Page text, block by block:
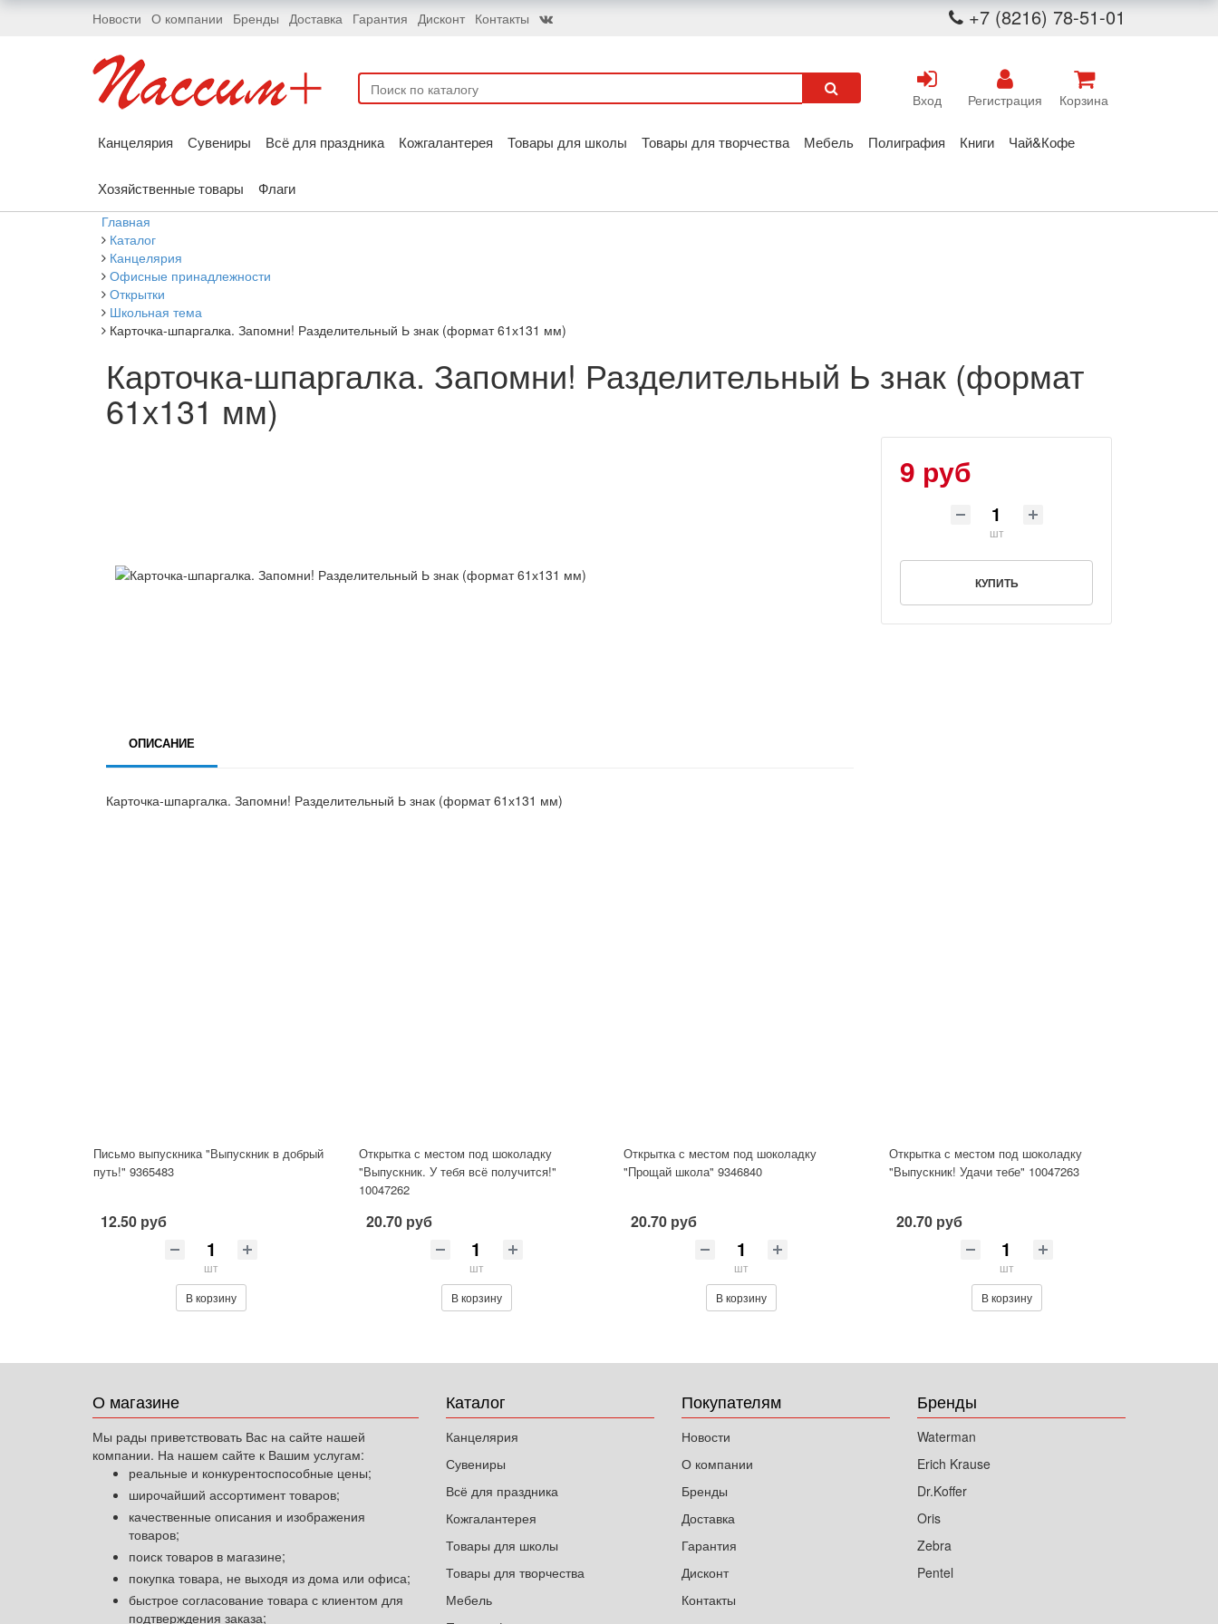
Новости О компании Бренды Доставка Гарантия Дисконт Контакты +7 (8216) 78-51-01
Вход Регистрация Корзина
Канцелярия Сувениры Всё для праздника Кожгалантерея Товары для школы Товары для творчества Мебель Полиграфия Книги Чай&Кофе
Хозяйственные товары Флаги
Главная
Каталог
Канцелярия
Офисные принадлежности
Открытки
Школьная тема
Карточка-шпаргалка. Запомни! Разделительный Ь знак (формат 61х131 мм)
Карточка-шпаргалка. Запомни! Разделительный Ь знак (формат
61х131 мм)
9 руб
шт
КУПИТЬ
ОПИСАНИЕ
Карточка-шпаргалка. Запомни! Разделительный Ь знак (формат 61х131 мм)
Письмо выпускника "Выпускник в добрый
путь!" 9365483
12.50 руб
шт
В корзину
Открытка с местом под шоколадку
"Выпускник. У тебя всё получится!"
10047262
20.70 руб
шт
В корзину
Открытка с местом под шоколадку
"Прощай школа" 9346840
20.70 руб
шт
В корзину
Открытка с местом под шоколадку
"Выпускник! Удачи тебе" 10047263
20.70 руб
шт
В корзину
О магазине
Мы рады приветствовать Вас на сайте нашей
компании. На нашем сайте к Вашим услугам:
реальные и конкурентоспособные цены;
широчайший ассортимент товаров;
качественные описания и изображения
товаров;
поиск товаров в магазине;
покупка товара, не выходя из дома или офиса;
быстрое согласование товара с клиентом для
подтверждения заказа;
Каталог
Канцелярия
Сувениры
Всё для праздника
Кожгалантерея
Товары для школы
Товары для творчества
Мебель
Покупателям
Новости
О компании
Бренды
Доставка
Гарантия
Дисконт
Контакты
Бренды
Waterman
Erich Krause
Dr.Koffer
Oris
Zebra
Pentel